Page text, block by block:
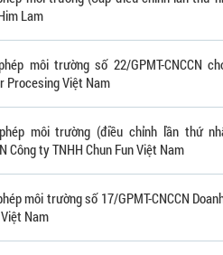
Lam
môi trường số 22/GPMT-CNCCN
Procesing Việt Nam
môi trường (điều chỉnh lần thứ
Công ty TNHH Chun Fun Việt Nam
môi trường số 17/GPMT-CNCCN
Nam